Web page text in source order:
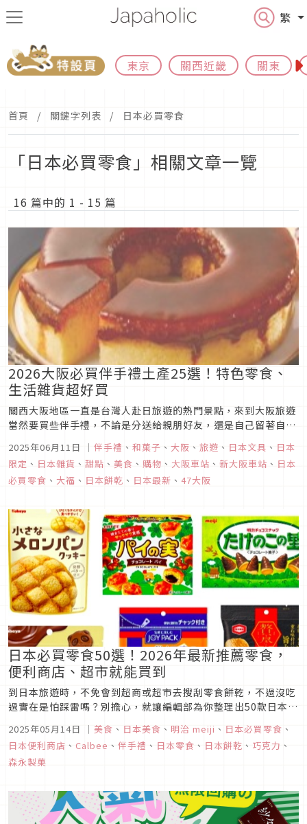
繁
東京 關西近畿 關東
首頁 關鍵字列表 日本必買零食
「日本必買零食」相關文章一覽
16 篇中的 1 - 15 篇
2026大阪必買伴手禮土產25選！特色零食、
生活雜貨超好買
關西大阪地區一直是台灣人赴日旅遊的熱門景點，來到大阪旅遊
當然要買些伴手禮，不論是分送給親朋好友，還是自己留著自
用，一定都不想踩雷吧？然而到了當地，從機場伴手禮店到百貨
公司，選擇那麼多，究竟要挑什麼商品才好呢？Japaholic編輯
部這邊就特別為你整理出25項大阪必買伴手禮推薦商品清單，除
了有餅乾零食...
2025年06月11日 ｜ 伴手禮 、 和菓子 、 大阪 、 旅遊 、 日本文具 、 日本
限定 、 日本雜貨 、 甜點 、 美食 、 購物 、 大阪車站 、 新大阪車站 、 日本
必買零食 、 大福 、 日本餅乾 、 日本最新 、 47大阪
日本必買零食50選！2026年最新推薦零食，
便利商店、超市就能買到
到日本旅遊時，不免會到超商或超市去搜刮零食餅乾，不過沒吃
過實在是怕踩雷嗎？別擔心，就讓編輯部為你整理出50款日本必
食，也有「無印良品」的人氣零食，甚至還特別加碼推薦人氣甜
點店才買得到的美味點心，眾多美味點心零嘴，就等你來嚐嚐
看！
2025年05月14日 ｜ 美食 、 日本美食 、 明治 meiji 、 日本必買零食 、
日本便利商店 、 Calbee 、 伴手禮 、 日本零食 、 日本餅乾 、 巧克力 、
森永製菓